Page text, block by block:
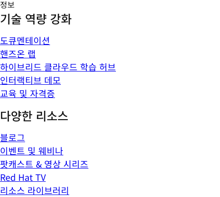
정보
기술 역량 강화
도큐멘테이션
핸즈온 랩
하이브리드 클라우드 학습 허브
인터랙티브 데모
교육 및 자격증
다양한 리소스
블로그
이벤트 및 웨비나
팟캐스트 & 영상 시리즈
Red Hat TV
리소스 라이브러리